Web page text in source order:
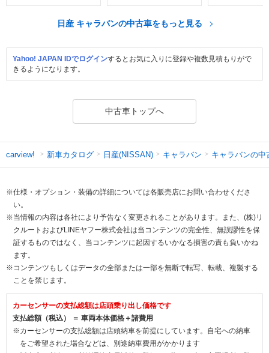
日産 キャラバンの中古車をもっと見る
Yahoo! JAPAN IDでログインするとお気に入りに登録や複数見積もりがで
きるようになります。
中古車トップへ
carview! 新車カタログ 日産(NISSAN) キャラバン キャラバンの中
※仕様・オプション・装備の詳細については各販売店にお問い合わせくださ
い。
※当情報の内容は各社により予告なく変更されることがあります。また、(株)リ
クルートおよびLINEヤフー株式会社は当コンテンツの完全性、無誤謬性を保
証するものではなく、当コンテンツに起因するいかなる損害の責も負いかね
ます。
※コンテンツもしくはデータの全部または一部を無断で転写、転載、複製する
ことを禁じます。
カーセンサーの支払総額は店頭乗り出し価格です
支払総額（税込） ＝ 車両本体価格＋諸費用
※カーセンサーの支払総額は店頭納車を前提にしています。自宅への納車
をご希望された場合などは、別途納車費用がかかります